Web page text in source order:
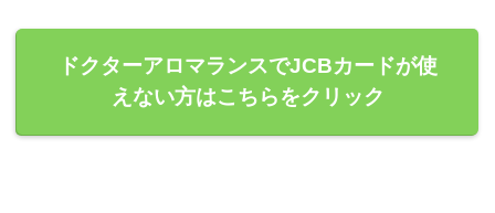
ドクターアロマランスでJCBカードが使
えない方はこちらをクリック